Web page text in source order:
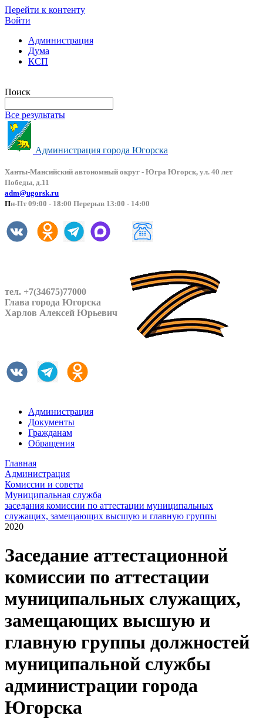
Перейти к контенту
Войти
Администрация
Дума
КСП
Поиск
Все результаты
Администрация города Югорска
Ханты-Мансийский автономный округ - Югра Югорск, ул. 40 лет
Победы, д.11
adm@ugorsk.ru
Пн-Пт 09:00 - 18:00 Перерыв 13:00 - 14:00
тел. +7(34675)77000
Глава города Югорска
Харлов Алексей Юрьевич
Администрация
Документы
Гражданам
Обращения
Главная
Администрация
Комиссии и советы
Муниципальная служба
заседания комиссии по аттестации муниципальных
служащих, замещающих высшую и главную группы
2020
Заседание аттестационной
комиссии по аттестации
муниципальных служащих,
замещающих высшую и
главную группы должностей
муниципальной службы
администрации города
Югорска